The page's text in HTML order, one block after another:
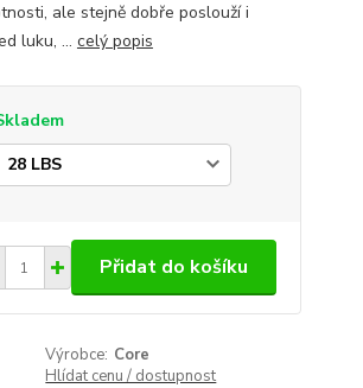
ale stejně dobře poslouží i
luku, ... celý popis
Přidat do košíku
Výrobce: Core
Hlídat cenu / dostupnost